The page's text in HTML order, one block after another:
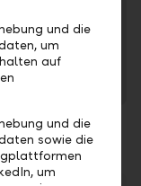
Sie
und die
um
auf
und die
sowie die
um